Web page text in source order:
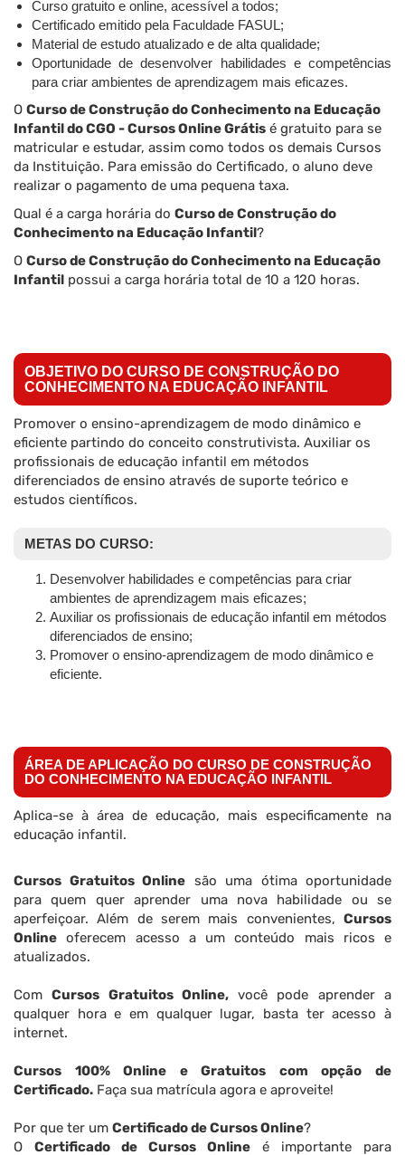
Curso gratuito e online, acessível a todos;
Certificado emitido pela Faculdade FASUL;
Material de estudo atualizado e de alta qualidade;
Oportunidade de desenvolver habilidades e competências
para criar ambientes de aprendizagem mais eficazes.
O Curso de Construção do Conhecimento na Educação
Infantil do CGO - Cursos Online Grátis é gratuito para se
matricular e estudar, assim como todos os demais Cursos
da Instituição. Para emissão do Certificado, o aluno deve
realizar o pagamento de uma pequena taxa.
Qual é a carga horária do Curso de Construção do
Conhecimento na Educação Infantil?
O Curso de Construção do Conhecimento na Educação
Infantil possui a carga horária total de 10 a 120 horas.
OBJETIVO DO CURSO DE CONSTRUÇÃO DO
CONHECIMENTO NA EDUCAÇÃO INFANTIL
Promover o ensino-aprendizagem de modo dinâmico e
eficiente partindo do conceito construtivista. Auxiliar os
profissionais de educação infantil em métodos
diferenciados de ensino através de suporte teórico e
estudos científicos.
METAS DO CURSO:
Desenvolver habilidades e competências para criar
ambientes de aprendizagem mais eficazes;
Auxiliar os profissionais de educação infantil em métodos
diferenciados de ensino;
Promover o ensino-aprendizagem de modo dinâmico e
eficiente.
ÁREA DE APLICAÇÃO DO CURSO DE CONSTRUÇÃO
DO CONHECIMENTO NA EDUCAÇÃO INFANTIL
Aplica-se à área de educação, mais especificamente na
educação infantil.
Cursos Gratuitos Online são uma ótima oportunidade
para quem quer aprender uma nova habilidade ou se
aperfeiçoar. Além de serem mais convenientes, Cursos
Online oferecem acesso a um conteúdo mais ricos e
atualizados.
ComCursos Gratuitos Online,você pode aprender a
qualquer hora e em qualquer lugar, basta ter acesso à
internet.
Cursos 100% Online e Gratuitos com opção de
Certificado. Faça sua matrícula agora e aproveite!
Por que ter um Certificado de Cursos Online?
O Certificado de Cursos Online é importante para